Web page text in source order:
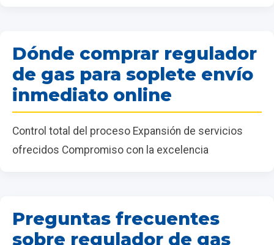
Dónde comprar regulador
de gas para soplete envío
inmediato online
Control total del proceso Expansión de servicios
ofrecidos Compromiso con la excelencia
Preguntas frecuentes
sobre regulador de gas